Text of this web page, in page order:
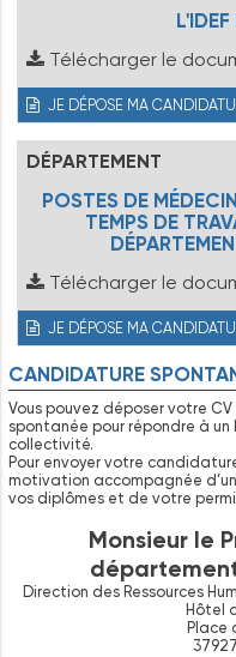
Télécharger le
JE DÉPOSE MA
DÉPARTEMENT
POSTES DE
TEMPS DE
Télécharger le
JE DÉPOSE MA
CANDIDATURE
Vous pouvez déposer votre
spontanée pour répondre à
collectivité.
Pour envoyer votre
motivation accompagnée
vos diplômes et de votre
Monsieur le
Direction des Ressources
Hôtel
Place